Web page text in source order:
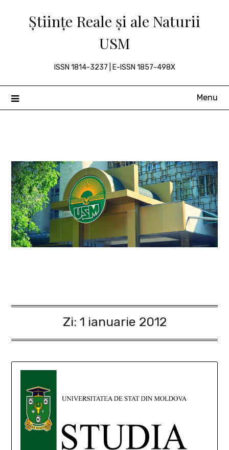
Științe Reale și ale Naturii
USM
ISSN 1814-3237 | E-ISSN 1857-498X
Menu
Zi: 1 ianuarie 2012